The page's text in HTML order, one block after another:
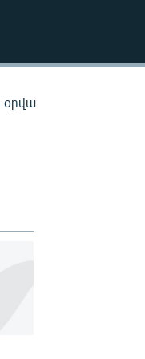
օրվա